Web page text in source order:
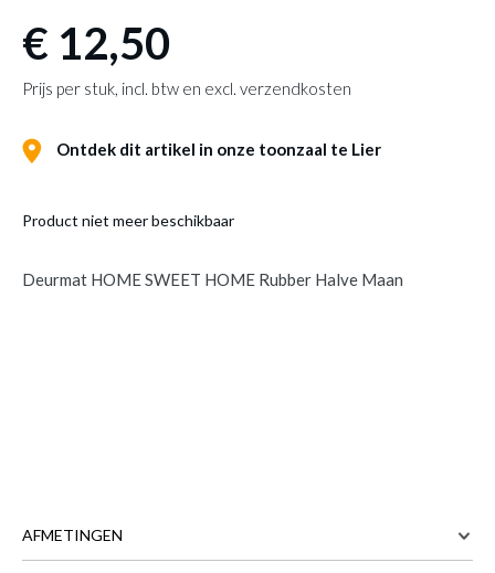
€ 12,50
Prijs per stuk, incl. btw en excl. verzendkosten
Ontdek dit artikel in onze toonzaal te Lier
Product niet meer beschikbaar
Deurmat HOME SWEET HOME Rubber Halve Maan
AFMETINGEN